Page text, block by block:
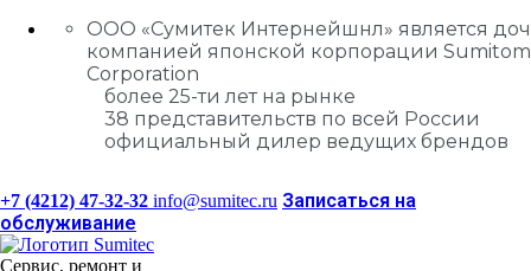
ООО «Сумитек Интернейшнл» является
компанией японской корпорации
Corporation
более 25-ти лет на рынке
38 представительств по всей России
официальный дилер ведущих брендов
+7 (4212) 47-32-32 info@sumitec.ru Записаться на
обслуживание
Сервис, ремонт и